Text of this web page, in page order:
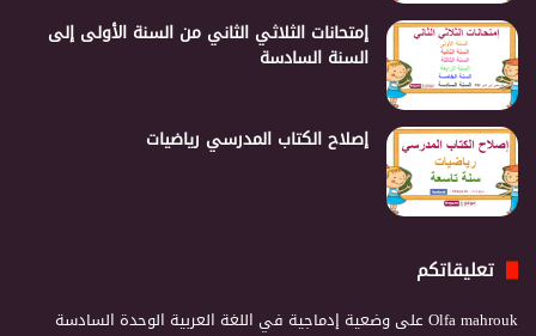
إمتحانات الثلاثي الثاني من السنة الأولى إلى
السنة السادسة
إصلاح الكتاب المدرسي رياضيات
تعليقاتكم
Olfa mahroukعلى وضعية إدماجية في اللغة العربية الوحدة السادسة